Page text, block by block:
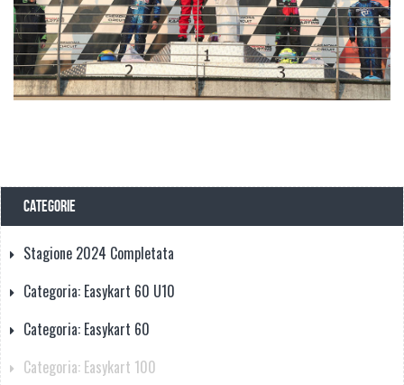
CATEGORIE
Stagione 2024 Completata
Categoria: Easykart 60 U10
Categoria: Easykart 60
Categoria: Easykart 100